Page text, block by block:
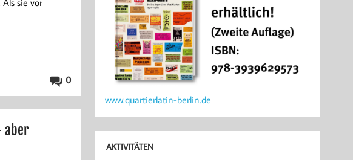
0
aber
www.quartierlatin-berlin.de
AKTIVITÄTEN